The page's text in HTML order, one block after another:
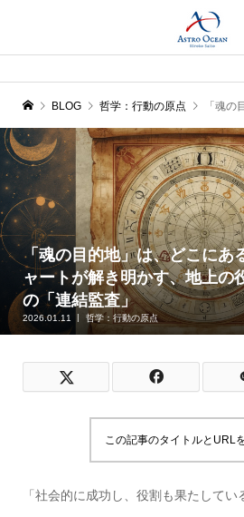
BLOG 哲学：行動の原点 「魂の目的地」は、ど
「魂の目的地」は、どこにあ
ャートが解き明かす、地上の
の「連結監査」
2026.01.11 哲学：行動の原点
この記事のタイトルとURL
「社会的に成功し、役割も果たして